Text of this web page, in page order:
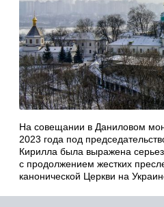
На совещании в Даниловом
2023 года под
Кирилла была выражена
с продолжением жестких
канонической Церкви на